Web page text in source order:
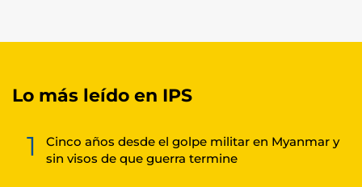
Lo más leído en IPS
1
Cinco años desde el golpe militar en Myanmar y
sin visos de que guerra termine